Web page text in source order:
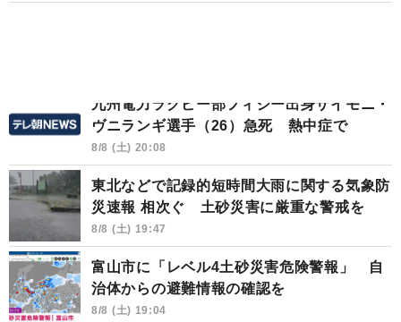
九州電力ラグビー部フィジー出身サイモニ・
ヴニランギ選手（26）急死 熱中症で
8/8 (土) 20:08
東北などで記録的短時間大雨に関する気象防
災速報 相次ぐ 土砂災害に厳重な警戒を
8/8 (土) 19:47
富山市に「レベル4土砂災害危険警報」 自
治体からの避難情報の確認を
8/8 (土) 19:04